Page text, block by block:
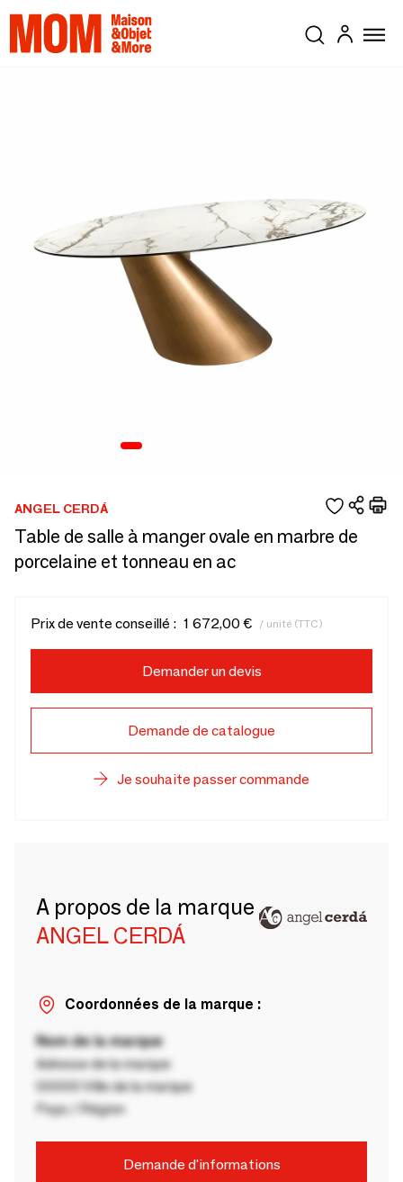
ANGEL CERDÁ
Table de salle à manger ovale en marbre de
porcelaine et tonneau en ac
Prix de vente conseillé : 1 672,00 € / unité (TTC)
Demander un devis
Demande de catalogue
Je souhaite passer commande
A propos de la marque
ANGEL CERDÁ
Coordonnées de la marque :
Nom de la marque
Adresse de la marque
00000 Ville de la marque
Pays / Région
Demande d'informations